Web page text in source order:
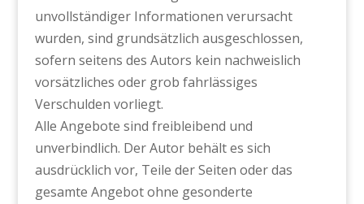
unvollständiger Informationen verursacht
wurden, sind grundsätzlich ausgeschlossen,
sofern seitens des Autors kein nachweislich
vorsätzliches oder grob fahrlässiges
Verschulden vorliegt.
Alle Angebote sind freibleibend und
unverbindlich. Der Autor behält es sich
ausdrücklich vor, Teile der Seiten oder das
gesamte Angebot ohne gesonderte